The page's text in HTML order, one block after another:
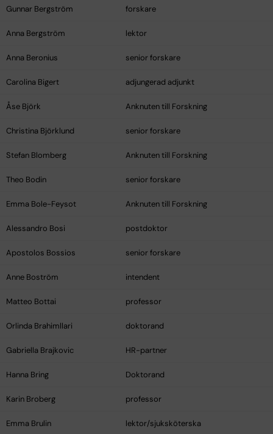
Gunnar Bergström forskare
Anna Bergström lektor
Anna Beronius senior forskare
Carolina Bigert adjungerad adjunkt
Åse Björk Anknuten till Forskning
Christina Björklund senior forskare
Stefan Blomberg Anknuten till Forskning
Theo Bodin senior forskare
Emma Bole-Feysot Anknuten till Forskning
Alessandro Bosi postdoktor
Apostolos Bossios senior forskare
Anne Boström intendent
Matteo Bottai professor
Orlinda Brahimllari doktorand
Gabriella Brajkovic HR-partner
Hanna Bring Doktorand
Karin Broberg professor
Emma Brulin lektor/sjuksköterska